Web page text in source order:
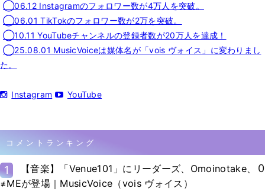
◯06.12 Instagramのフォロワー数が4万人を突破。
◯06.01 TikTokのフォロワー数が2万を突破。
◯10.11 YouTubeチャンネルの登録者数が20万人を達成！
◯25.08.01 MusicVoiceは媒体名が「vois ヴォイス」に変わりまし
た。
Instagram YouTube
コメントランキング
1
【音楽】「Venue101」にリーダーズ、Omoinotake、
≠MEが登場｜MusicVoice（vois ヴォイス）
0